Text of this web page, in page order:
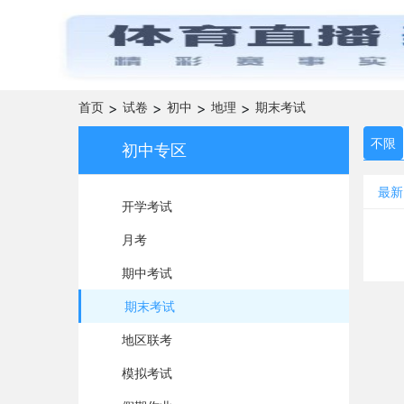
首页 > 试卷 > 初中 > 地理 > 期末考试
初中专区
开学考试
月考
期中考试
期末考试
地区联考
模拟考试
不限
最新